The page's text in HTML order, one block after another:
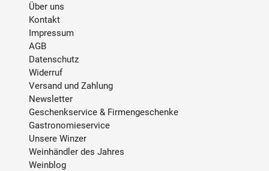
Über uns
Kontakt
Impressum
AGB
Datenschutz
Widerruf
Versand und Zahlung
Newsletter
Geschenkservice & Firmengeschenke
Gastronomieservice
Unsere Winzer
Weinhändler des Jahres
Weinblog